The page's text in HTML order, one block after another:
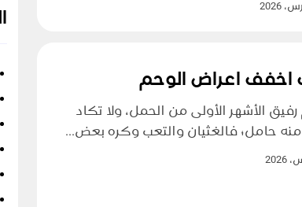
اعراض الوحم
رفيق الأشهر الأولى من الحمل، ولا تكاد
حامل؛ فالغثيان والتعب وكره بعض...